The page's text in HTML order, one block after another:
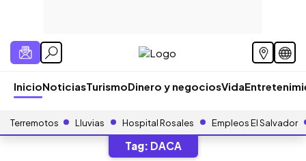
InicioNoticiasTurismoDinero y negociosVida
Terremotos Lluvias Hospital Rosales Empleos El Salvador
Tag: DACA